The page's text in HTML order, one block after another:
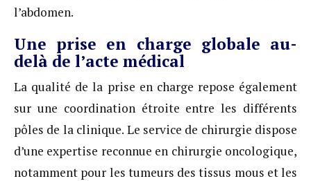
l’abdomen.
Une prise en charge globale au-
delà de l’acte médical
La qualité de la prise en charge repose également
sur une coordination étroite entre les différents
pôles de la clinique. Le service de chirurgie dispose
d’une expertise reconnue en chirurgie oncologique,
notamment pour les tumeurs des tissus mous et les